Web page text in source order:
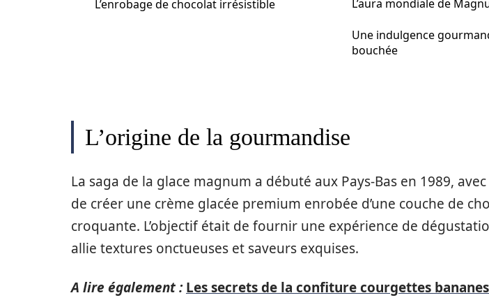
L’enrobage de chocolat irrésistible L’aura mondiale de
Une indulgence
bouchée
L’origine de la gourmandise
La saga de la glace magnum a débuté aux Pays-Bas en 1989, avec
de créer une crème glacée premium enrobée d’une couche de
croquante. L’objectif était de fournir une expérience de
allie textures onctueuses et saveurs exquises.
A lire également : Les secrets de la confiture courgettes